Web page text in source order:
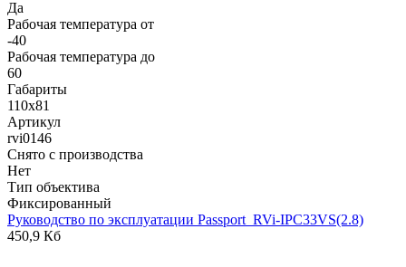
Да
Рабочая температура от
-40
Рабочая температура до
60
Габариты
110x81
Артикул
rvi0146
Снято с производства
Нет
Тип объектива
Фиксированный
Руководство по эксплуатации Passport_RVi-IPC33VS(2.8)
450,9 Кб